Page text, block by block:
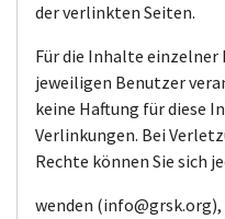
der verlinkten Seiten.
Für die Inhalte einzelner
jeweiligen Benutzer
keine Haftung für diese
Verlinkungen. Bei
Rechte können Sie sich
wenden